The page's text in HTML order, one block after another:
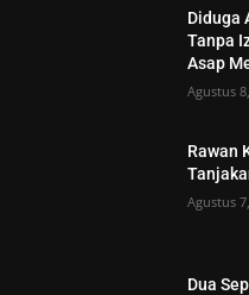
Diduga
Tanpa
Asap
Agustus
Rawan
Agustus
Dua